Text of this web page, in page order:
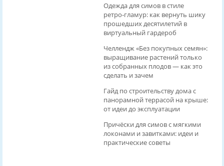
Одежда для симов в стиле
ретро‑гламур: как вернуть шику
прошедших десятилетий в
виртуальный гардероб
Челлендж «Без покупных семян»:
выращивание растений только
из собранных плодов — как это
сделать и зачем
Гайд по строительству дома с
панорамной террасой на крыше:
от идеи до эксплуатации
Причёски для симов с мягкими
локонами и завитками: идеи и
практические советы